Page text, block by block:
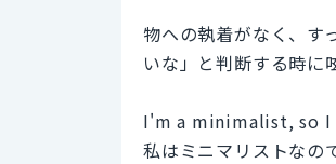
物への執着がなく、す
いな」と判断する時に
I'm a minimalist, so I
私はミニマリストなの